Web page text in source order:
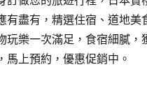
有盡有，精選住宿、道地美
玩樂一次滿足，食宿細膩，
馬上預約，優惠促銷中。